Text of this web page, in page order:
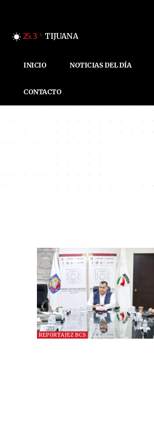
25.3 C TIJUANA
INICIO NOTICIAS DEL DÍA
CONTACTO
REPORTAJEZ BCS